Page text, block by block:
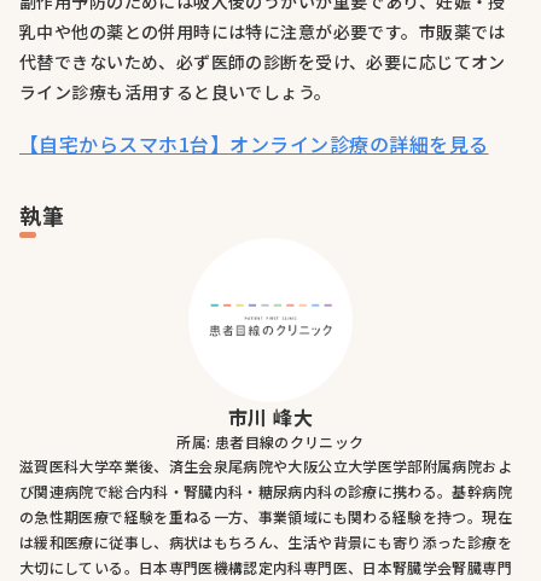
乳中や他の薬との併用時には特に注意が必要です。市販薬では
代替できないため、必ず医師の診断を受け、必要に応じてオン
ライン診療も活用すると良いでしょう。
【自宅からスマホ1台】オンライン診療の詳細を見る
執筆
市川 峰大
所属: 患者目線のクリニック
滋賀医科大学卒業後、済生会泉尾病院や大阪公立大学医学部附属病院およ
び関連病院で総合内科・腎臓内科・糖尿病内科の診療に携わる。基幹病院
の急性期医療で経験を重ねる一方、事業領域にも関わる経験を持つ。現在
は緩和医療に従事し、病状はもちろん、生活や背景にも寄り添った診療を
大切にしている。日本専門医機構認定内科専門医、日本腎臓学会腎臓専門